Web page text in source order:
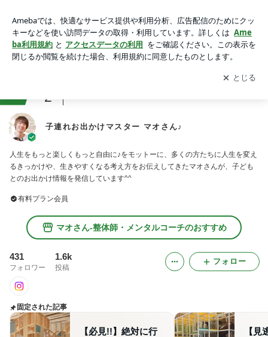
アプリをダウンロードして ブログの更新通知
を受け取りまし
ょう。
開く
2
子連れお出かけマスター マオさん♪
人生をもっと楽しくもっと自由に♪をモットーに、多くの方たちに人生を変え
るきっかけや、生きやすくなる考え方をお伝えしてきたマオさんが、子ども
とのお出かけ情報を発信しています^^
有料プラン会員
マオさん-整体師・メンタルコーチのおすすめ
431
フォロワー
1.6k
投稿
フォロー
固定された記事
【必見!!】絶対に行
【